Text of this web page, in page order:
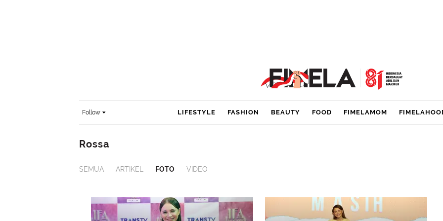
Follow LIFESTYLE FASHION BEAUTY FOOD FIMELAMOM
Rossa
SEMUA ARTIKEL FOTO VIDEO